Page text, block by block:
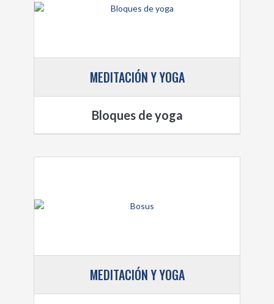
MEDITACIÓN Y YOGA
Bloques de yoga
MEDITACIÓN Y YOGA